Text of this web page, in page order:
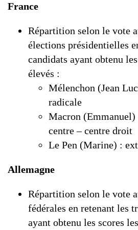
France
Répartition selon le vote
élections présidentielles
candidats ayant obtenu
élevés :
Mélenchon (Jean
radicale
Macron (Emmanuel)
centre – centre droit
Le Pen (Marine) :
Allemagne
Répartition selon le vote
fédérales en retenant les
ayant obtenu les scores